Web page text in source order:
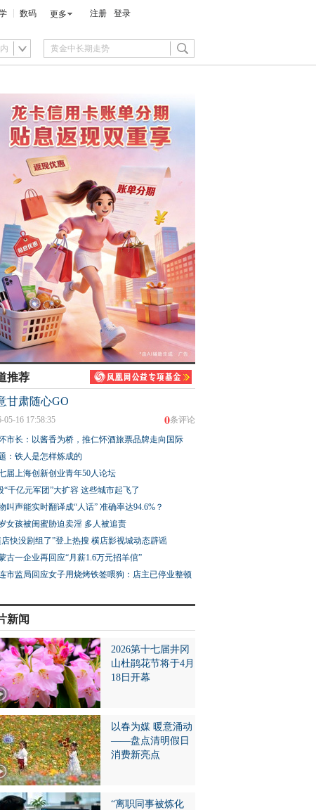
数码 更多 注册 登录
推荐
甘肃随心GO
0条评论
05-16 17:58:35
市长：以酱香为桥，推仁怀酒旅票品牌走向国际
：铁人是怎样炼成的
届上海创新创业青年50人论坛
“千亿元军团”大扩容 这些城市起飞了
叫声能实时翻译成“人话” 准确率达94.6%？
女孩被闺蜜胁迫卖淫 多人被追责
店快没剧组了”登上热搜 横店影视城动态辟谣
古一企业再回应“月薪1.6万元招羊倌”
市监局回应女子用烧烤铁签喂狗：店主已停业整顿
新闻
2026第十七届井冈
山杜鹃花节将于4月
18日开幕
以春为媒 暖意涌动
——盘点清明假日
消费新亮点
“离职同事被炼化